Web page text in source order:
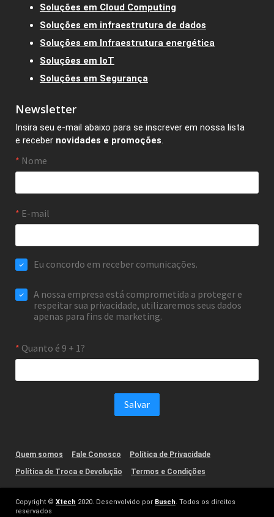
Soluções em Cloud Computing
Soluções em infraestrutura de dados
Soluções em Infraestrutura energética
Soluções em IoT
Soluções em Segurança
Newsletter
Insira seu e-mail abaixo para se inscrever em nossa lista
e receber novidades e promoções.
Quem somos Fale Conosco
Política de Privacidade
Política de Troca e Devolução
Termos e Condições
Copyright © Xtech 2020. Desenvolvido por Busch. Todos os direitos
reservados